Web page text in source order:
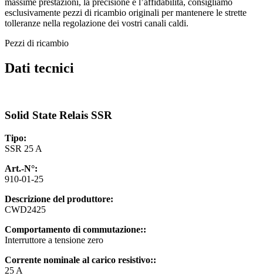
esclusivamente pezzi di ricambio originali per mantenere le strette
tolleranze nella regolazione dei vostri canali caldi.
Pezzi di ricambio
Dati tecnici
Solid State Relais SSR
Tipo:
SSR 25 A
Art.-N°:
910-01-25
Descrizione del produttore:
CWD2425
Comportamento di commutazione::
Interruttore a tensione zero
Corrente nominale al carico resistivo::
25 A